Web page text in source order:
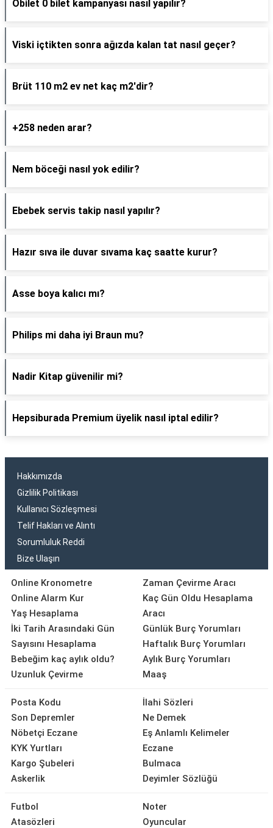
Obilet 0 bilet kampanyası nasıl yapılır?
Viski içtikten sonra ağızda kalan tat nasıl geçer?
Brüt 110 m2 ev net kaç m2'dir?
+258 neden arar?
Nem böceği nasıl yok edilir?
Ebebek servis takip nasıl yapılır?
Hazır sıva ile duvar sıvama kaç saatte kurur?
Asse boya kalıcı mı?
Philips mi daha iyi Braun mu?
Nadir Kitap güvenilir mi?
Hepsiburada Premium üyelik nasıl iptal edilir?
Hakkımızda
Gizlilik Politikası
Kullanıcı Sözleşmesi
Telif Hakları ve Alıntı
Sorumluluk Reddi
Bize Ulaşın
Online Kronometre
Online Alarm Kur
Yaş Hesaplama
İki Tarih Arasındaki Gün
Sayısını Hesaplama
Bebeğim kaç aylık oldu?
Uzunluk Çevirme
Zaman Çevirme Aracı
Kaç Gün Oldu Hesaplama
Aracı
Günlük Burç Yorumları
Haftalık Burç Yorumları
Aylık Burç Yorumları
Maaş
Posta Kodu
Son Depremler
Nöbetçi Eczane
KYK Yurtları
Kargo Şubeleri
Askerlik
İlahi Sözleri
Ne Demek
Eş Anlamlı Kelimeler
Eczane
Bulmaca
Deyimler Sözlüğü
Futbol
Atasözleri
Noter
Oyuncular